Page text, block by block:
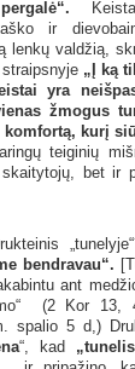
Keista
ir
lenkų valdžią,
„Į ką
yra
žmogus
komfortą, kurį
teiginių
bet ir
bendravau“.
ant
(2 Kor 13,
spalio 5 d,)
“, kad